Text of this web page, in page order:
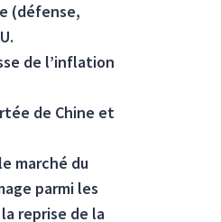
(défense,
de l’inflation
de Chine et
marché du
parmi les
reprise de la